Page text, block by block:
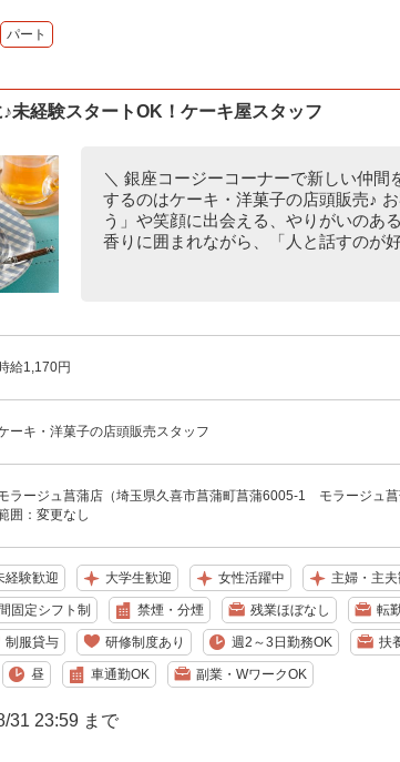
パート
未経験スタートOK！ケーキ屋スタッフ
＼ 銀座コージーコーナーで新しい仲間
するのはケーキ・洋菓子の店頭販売♪
う」や笑顔に出会える、やりがいのあ
香りに囲まれながら、「人と話すのが
給1,170円
ーキ・洋菓子の店頭販売スタッフ
ラージュ菖蒲店（埼玉県久喜市菖蒲町菖蒲6005-1 モラージュ
囲：変更なし
経験歓迎 大学生歓迎 女性活躍中 主婦・主夫
固定シフト制 禁煙・分煙 残業ほぼなし 転
制服貸与 研修制度あり 週2～3日勤務OK 扶
昼 車通勤OK 副業・WワークOK
31 23:59 まで